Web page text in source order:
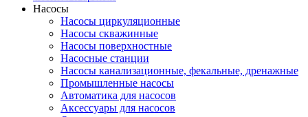
Насосы
Насосы циркуляционные
Насосы скважинные
Насосы поверхностные
Насосные станции
Насосы канализационные, фекальные, дренажные
Промышленные насосы
Автоматика для насосов
Аксессуары для насосов